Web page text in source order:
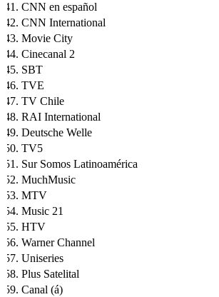
CNN en español
CNN International
Movie City
Cinecanal 2
SBT
TVE
TV Chile
RAI International
Deutsche Welle
TV5
Sur Somos Latinoamérica
MuchMusic
MTV
Music 21
HTV
Warner Channel
Uniseries
Plus Satelital
Canal (á)